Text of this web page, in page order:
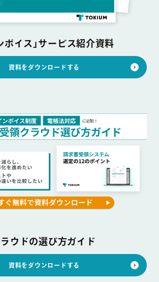
ボイス」サービス紹介資料
資料をダウンロードする
ウドの選び方ガイド
資料をダウンロードする